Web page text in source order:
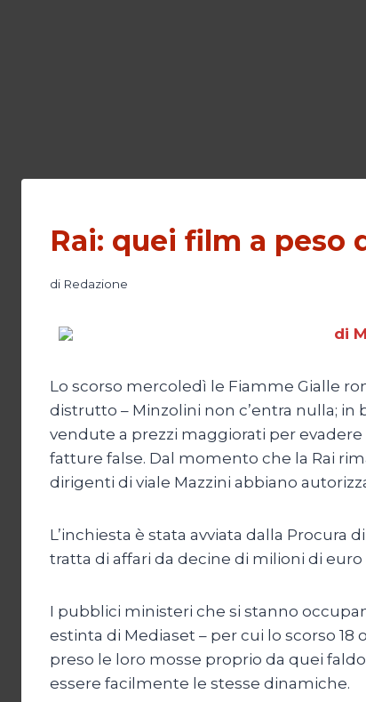
Rai: quei film a peso
di Redazione
di
Lo scorso mercoledì le Fiamme Gialle
distrutto – Minzolini non c’entra nulla; in
vendute a prezzi maggiorati per
fatture false. Dal momento che la Rai
dirigenti di viale Mazzini abbiano
L’inchiesta è stata avviata dalla Procura
tratta di affari da decine di milioni di
I pubblici ministeri che si stanno
estinta di Mediaset – per cui lo scorso
preso le loro mosse proprio da quei
essere facilmente le stesse dinamiche.